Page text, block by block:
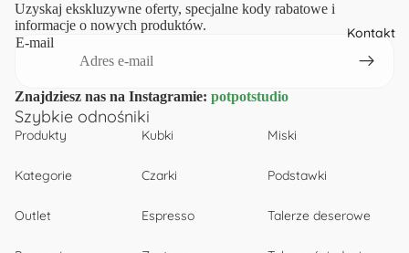
Kontakt
Uzyskaj ekskluzywne oferty, specjalne kody rabatowe i
informacje o nowych produktów.
E-mail
Znajdziesz nas na Instagramie: potpotstudio
Szybkie odnośniki
Produkty
Kategorie
Outlet
Kubki
Czarki
Espresso
Miski
Podstawki
Talerze deserowe